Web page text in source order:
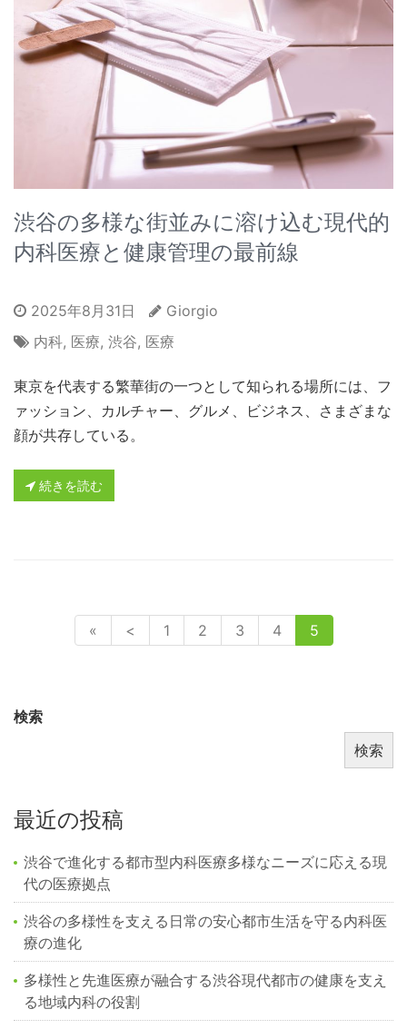
渋谷の多様な街並みに溶け込む現代的
内科医療と健康管理の最前線
2025年8月31日
Giorgio
内科, 医療, 渋谷, 医療
東京を代表する繁華街の一つとして知られる場所には、フ
ァッション、カルチャー、グルメ、ビジネス、さまざまな
顔が共存している。
続きを読む
« < 1 2 3 4 5
検索
検索
最近の投稿
渋谷で進化する都市型内科医療多様なニーズに応える現
代の医療拠点
渋谷の多様性を支える日常の安心都市生活を守る内科医
療の進化
多様性と先進医療が融合する渋谷現代都市の健康を支え
る地域内科の役割